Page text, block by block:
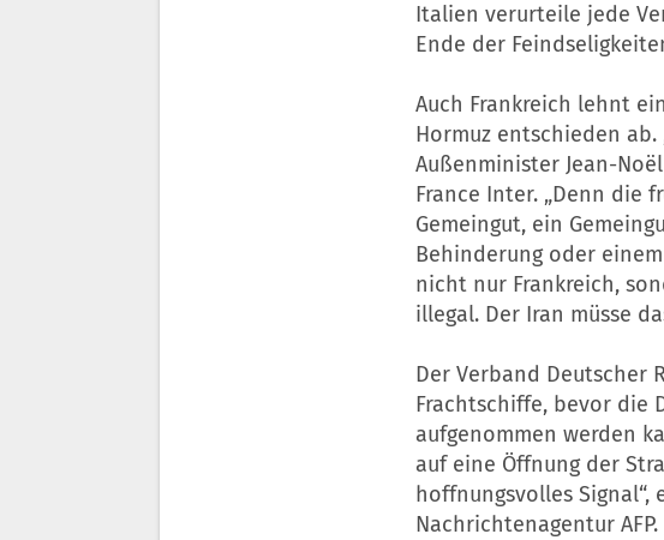
Italien verurteile jede
Ende der
Auch Frankreich lehnt
Hormuz entschieden ab.
Außenminister Jean-
France Inter. „Denn die
Gemeingut, ein
Behinderung oder
nicht nur Frankreich,
illegal. Der Iran müsse
Der Verband Deutscher
Frachtschiffe, bevor die
aufgenommen werden
auf eine Öffnung der
hoffnungsvolles
Nachrichtenagentur